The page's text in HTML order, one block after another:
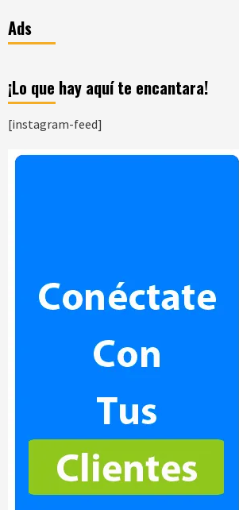
Ads
¡Lo que hay aquí te encantara!
[instagram-feed]